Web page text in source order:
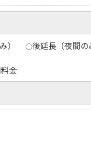
）
後延長（夜間
金